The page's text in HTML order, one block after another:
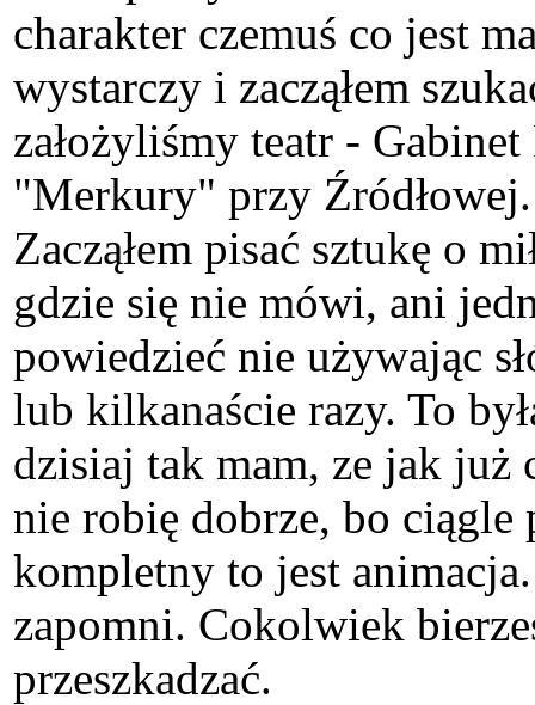
charakter czemuś co jest
wystarczy i zacząłem
założyliśmy teatr -
"Merkury" przy Źródłowej.
Zacząłem pisać sztukę o
gdzie się nie mówi, ani
powiedzieć nie używając
lub kilkanaście razy. To
dzisiaj tak mam, ze jak już
nie robię dobrze, bo
kompletny to jest
zapomni. Cokolwiek
przeszkadzać.